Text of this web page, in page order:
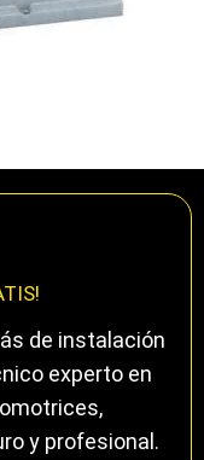
de instalación
experto en
y profesional.